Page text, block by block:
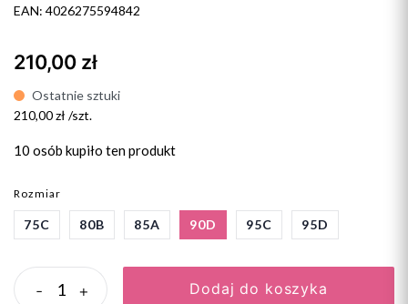
EAN: 4026275594842
210,00 zł
Ostatnie sztuki
210,00 zł /szt.
10 osób kupiło ten produkt
Rozmiar
75C 80B 85A 90D 95C 95D
- + Dodaj do koszyka